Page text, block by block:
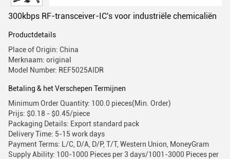
300kbps RF-transceiver-IC's voor industriële chemicaliën
Productdetails
Place of Origin: China
Merknaam: original
Model Number: REF5025AIDR
Betaling & het Verschepen Termijnen
Minimum Order Quantity: 100.0 pieces(Min. Order)
Prijs: $0.18 - $0.45/piece
Packaging Details: Export standard pack
Delivery Time: 5-15 work days
Payment Terms: L/C, D/A, D/P, T/T, Western Union, MoneyGram
Supply Ability: 100-1000 Pieces per 3 days/1001-3000 Pieces per